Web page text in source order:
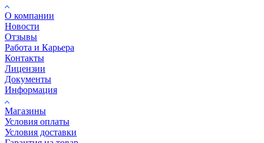
О компании
Новости
Отзывы
Работа и Карьера
Контакты
Лицензии
Документы
Информация
Магазины
Условия оплаты
Условия доставки